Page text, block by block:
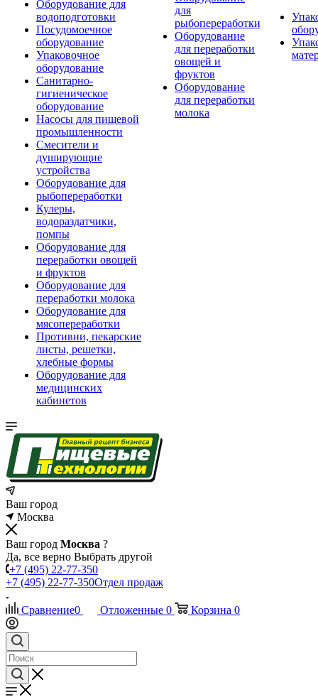
Оборудование для
водоподготовки
Посудомоечное
оборудование
Упаковочное
оборудование
Санитарно-
гигиеническое
оборудование
Насосы для пищевой
промышленности
Смесители и
душирующие
устройства
Оборудование для
рыбопереработки
Кулеры,
водораздатчики,
помпы
Оборудование для
переработки овощей
и фруктов
Оборудование для
переработки молока
Оборудование для
мясопереработки
Противни, пекарские
листы, решетки,
хлебные формы
Оборудование для
медицинских
кабинетов
для
рыбопереработки
Оборудование
для переработки
овощей и
фруктов
Оборудование
для переработки
молока
Ваш город
Москва
Ваш город Москва ?
Да, все верно Выбрать другой
+7 (495) 22-77-350
+7 (495) 22-77-350Отдел продаж
Сравнение0 Отложенные 0 Корзина 0